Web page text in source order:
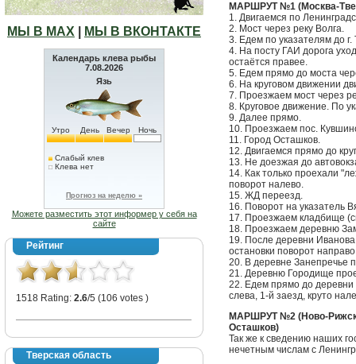
МЫ В МАХ МЫ В ВКОНТАКТЕ
Календарь клева рыбы
7.08.2026
Язь
Утро День Вечер Ночь
Слабый клев
Клева нет
Прогноз на неделю »
Можете разместить этот информер у себя на
сайте
Рейтинг
1518 Rating: 2.6/5 (106 votes )
Тверская область
МАРШРУТ №1 (Москва-
1. Двигаемся по
2. Мост через реку Волга.
3. Едем по указателям до г.
4. На посту ГАИ дорога
остаётся правее.
5. Едем прямо до моста
6. На круговом движении
7. Проезжаем мост через
8. Круговое движение. По
9. Далее прямо.
10. Проезжаем пос.
11. Город Осташков.
12. Двигаемся прямо до
13. Не доезжая до
14. Как только проехали
поворот налево.
15. ЖД переезд.
16. Поворот на указатель
17. Проезжаем кладбище
18. Проезжаем деревню
19. После деревни
остановки поворот
20. В деревне Занепречье
21. Деревню Городище
22. Едем прямо до
слева, 1-й заезд, круто
МАРШРУТ №2 (Ново-
Осташков)
Так же к сведению наших
нечетным числам с